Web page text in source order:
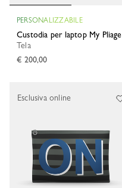
PERSONALIZZABILE
Custodia per laptop My Pliage
Tela
€ 200,00
Esclusiva online